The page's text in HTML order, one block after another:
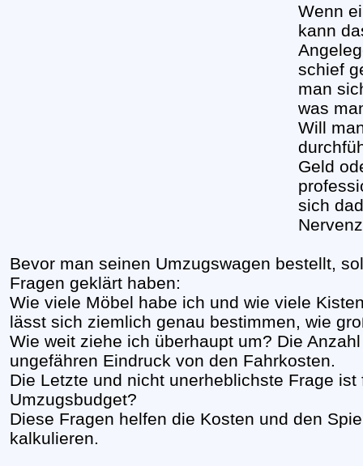
Wenn
kann
schief
man
was
Will
Geld
sich
Bevor man seinen Umzugswagen bestellt,
Fragen geklärt haben:
Wie viele Möbel habe ich und wie viele
lässt sich ziemlich genau bestimmen, wie
Wie weit ziehe ich überhaupt um? Die
ungefähren Eindruck von den Fahrkosten.
Die Letzte und nicht unerheblichste Frage
Umzugsbudget?
Diese Fragen helfen die Kosten und den
kalkulieren.